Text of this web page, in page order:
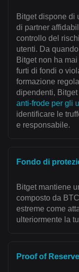
Bitget dispone di
di partner
controllo del
utenti. Da
Bitget non ha
furti di fondi o
formazione
dipendenti,
anti‑frode per gli
identificare le
e responsabile.
Fondo di
Bitget mantiene
composto da
estreme come
ulteriormente la
Proof of